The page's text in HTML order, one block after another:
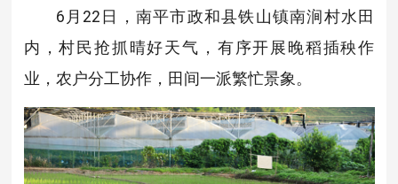
6月22日，南平市政和县铁山镇南涧村水田
内，村民抢抓晴好天气，有序开展晚稻插秧作
业，农户分工协作，田间一派繁忙景象。